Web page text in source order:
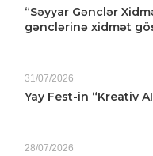
“Səyyar Gənclər
gənclərinə xidmət
31/07/2026
Yay Fest-in “Kreativ
28/07/2026